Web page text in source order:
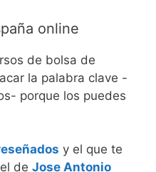
online
de bolsa de
la palabra clave -
porque los puedes
y el que te
de Jose Antonio